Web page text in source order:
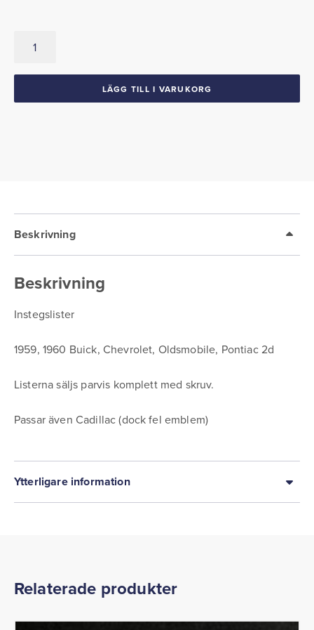
1959-
LÄGG TILL I VARUKORG
Beskrivning
Beskrivning
Instegslister
1959, 1960 Buick, Chevrolet, Oldsmobile, Pontiac 2d
Listerna säljs parvis komplett med skruv.
Passar även Cadillac (dock fel emblem)
Ytterligare information
Relaterade produkter